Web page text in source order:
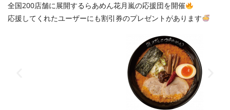
全国200店舗に展開するらあめん花月嵐の応援団を開催
応援してくれたユーザーにも割引券のプレゼントがあります